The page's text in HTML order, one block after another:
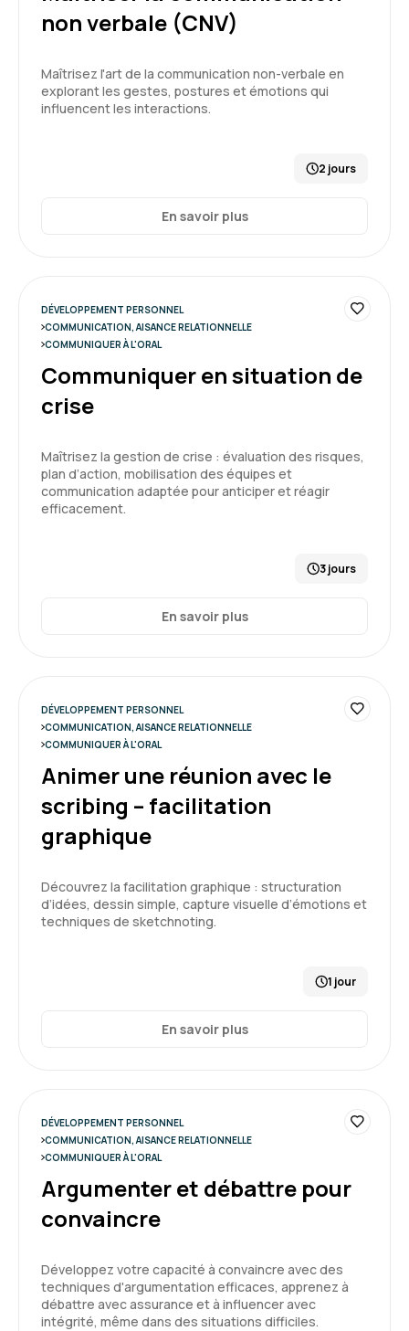
non verbale (CNV)
Maîtrisez l'art de la communication non-verbale en
explorant les gestes, postures et émotions qui
influencent les interactions.
2 jours
En savoir plus
DÉVELOPPEMENT PERSONNEL
COMMUNICATION, AISANCE RELATIONNELLE
COMMUNIQUER À L'ORAL
Communiquer en situation de
crise
Maîtrisez la gestion de crise : évaluation des risques,
plan d’action, mobilisation des équipes et
communication adaptée pour anticiper et réagir
efficacement.
3 jours
En savoir plus
DÉVELOPPEMENT PERSONNEL
COMMUNICATION, AISANCE RELATIONNELLE
COMMUNIQUER À L'ORAL
Animer une réunion avec le
scribing – facilitation
graphique
Découvrez la facilitation graphique : structuration
d’idées, dessin simple, capture visuelle d’émotions et
techniques de sketchnoting.
1 jour
En savoir plus
DÉVELOPPEMENT PERSONNEL
COMMUNICATION, AISANCE RELATIONNELLE
COMMUNIQUER À L'ORAL
Argumenter et débattre pour
convaincre
Développez votre capacité à convaincre avec des
techniques d'argumentation efficaces, apprenez à
débattre avec assurance et à influencer avec
intégrité, même dans des situations difficiles.